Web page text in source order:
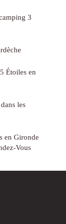
3
Étoiles en
les
en Gironde
Vous